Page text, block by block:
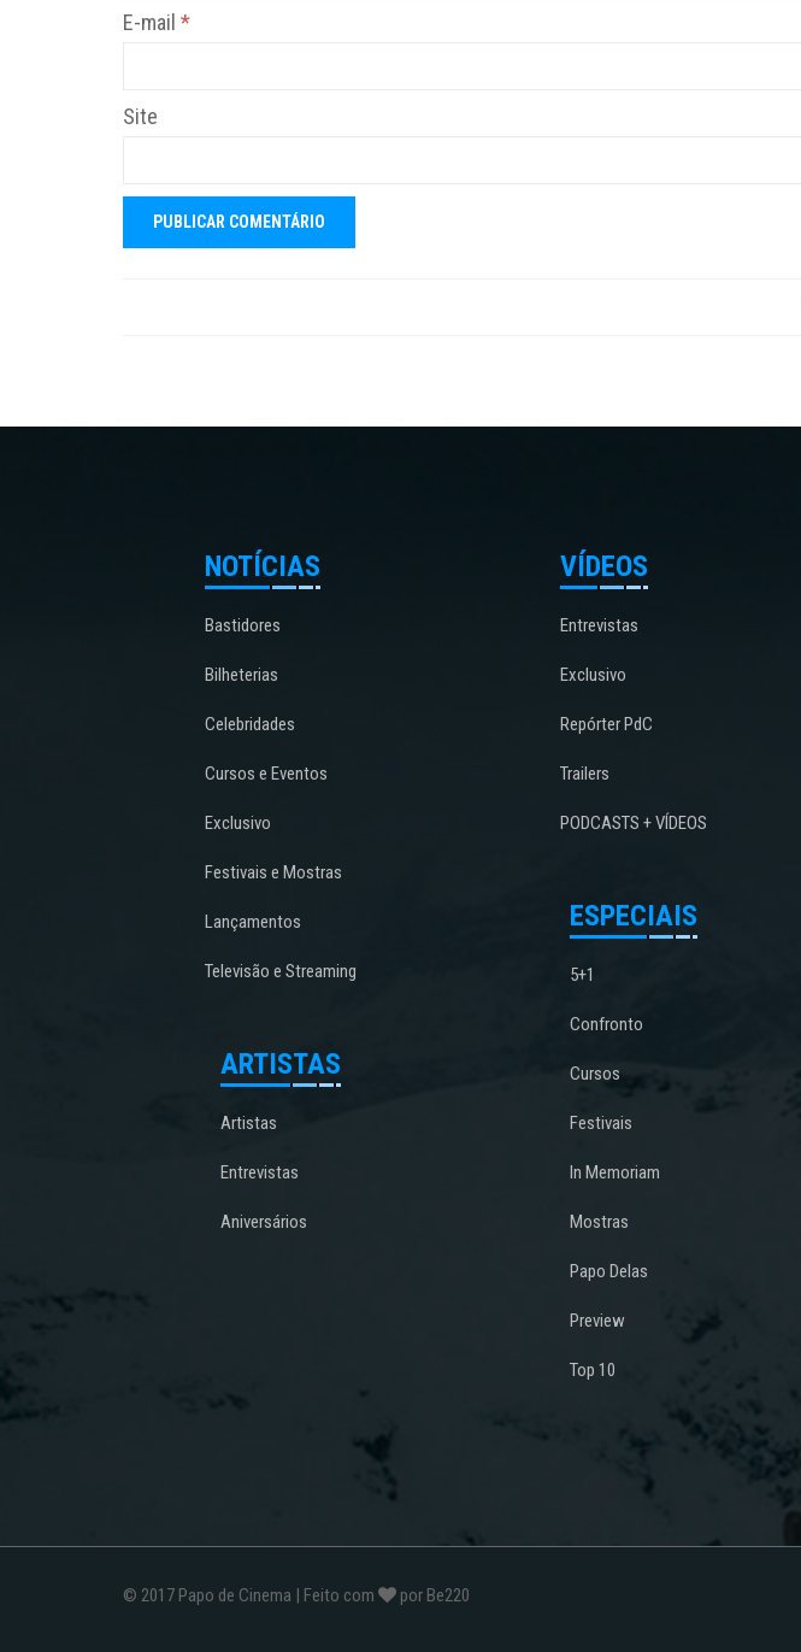
E-mail *
Site
NOTÍCIAS
Bastidores
Bilheterias
Celebridades
Cursos e Eventos
Exclusivo
Festivais e Mostras
Lançamentos
Televisão e Streaming
ARTISTAS
Artistas
Entrevistas
Aniversários
VÍDEOS
Entrevistas
Exclusivo
Repórter PdC
Trailers
PODCASTS + VÍDEOS
ESPECIAIS
5+1
Confronto
Cursos
Festivais
In Memoriam
Mostras
Papo Delas
Preview
Top 10
© 2017 Papo de Cinema | Feito com por Be220